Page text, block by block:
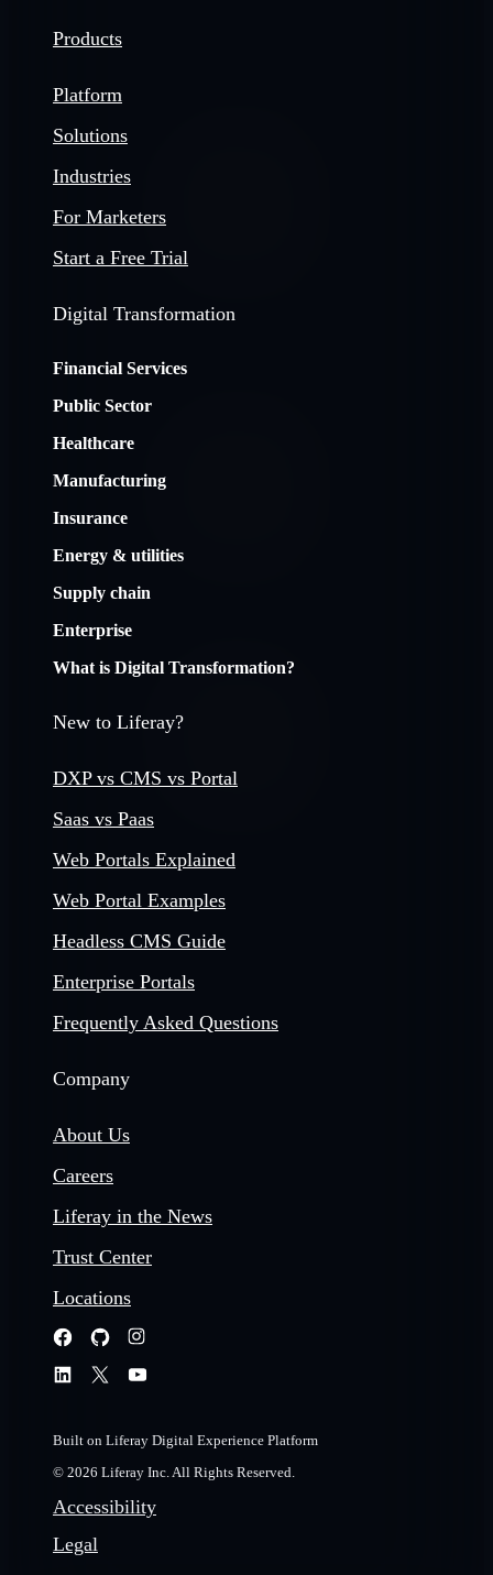
Products
Platform
Solutions
Industries
For Marketers
Start a Free Trial
Digital Transformation
Financial Services
Public Sector
Healthcare
Manufacturing
Insurance
Energy & utilities
Supply chain
Enterprise
What is Digital Transformation?
New to Liferay?
DXP vs CMS vs Portal
Saas vs Paas
Web Portals Explained
Web Portal Examples
Headless CMS Guide
Enterprise Portals
Frequently Asked Questions
Company
About Us
Careers
Liferay in the News
Trust Center
Locations
Built on Liferay Digital Experience Platform
© 2026 Liferay Inc. All Rights Reserved.
Accessibility
Legal